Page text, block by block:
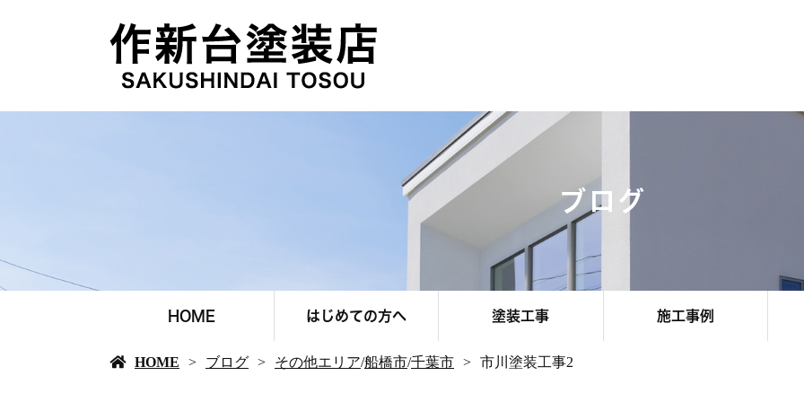
ブログ
HOME はじめての方へ 塗装工事 施工事例
HOME ブログ その他エリア/船橋市/千葉市 市川塗装工事2